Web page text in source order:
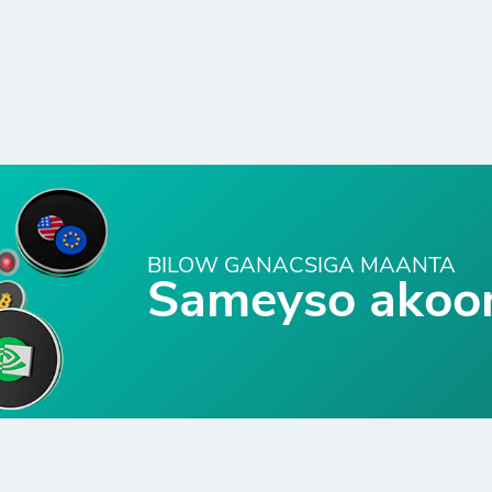
BILOW GANACSIGA MAANTA
Sameyso